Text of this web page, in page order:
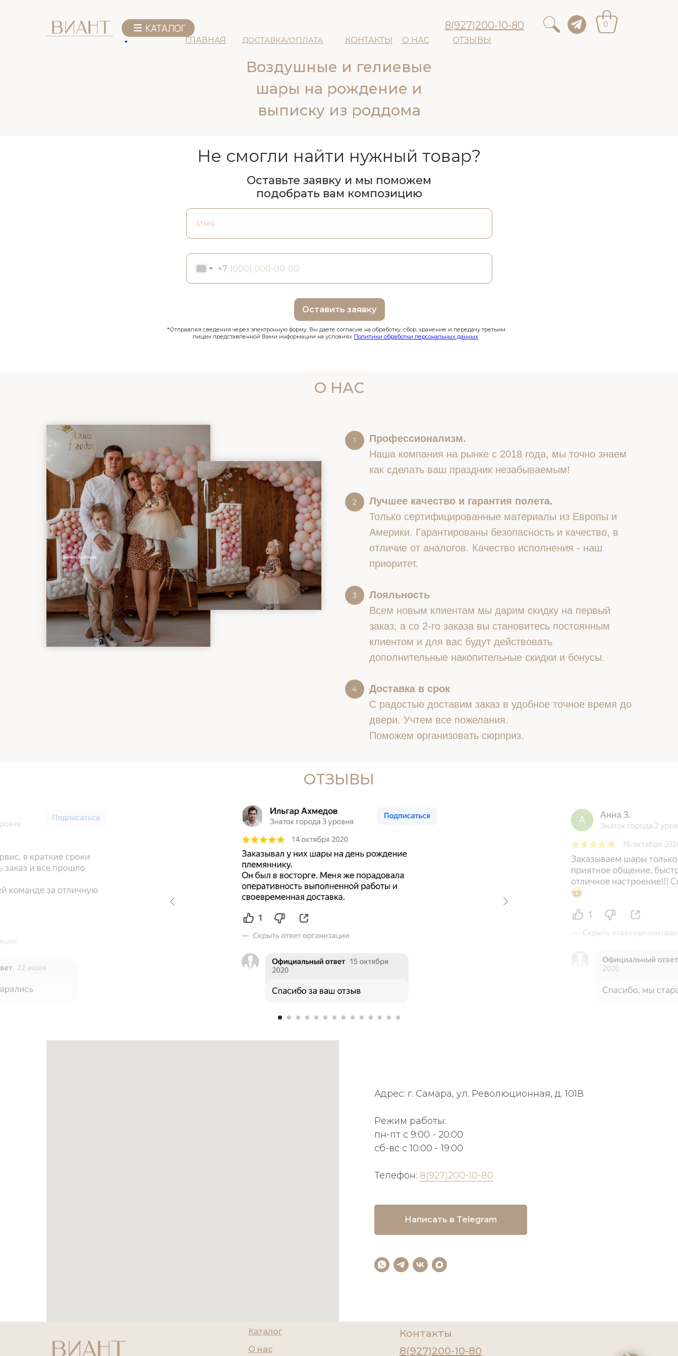
ДОСТАВКА/ОПЛАТА
ГЛАВНАЯ КОНТАКТЫ О НАС ОТЗЫВЫ
8(927)200-10-80 0
Воздушные и гелиевые
шары на рождение и
выписку из роддома
+7
Оставить заявку
Не смогли найти нужный товар?
Оставьте заявку и мы поможем
подобрать вам композицию
*Отправляя сведения через электронную форму, Вы даете согласие на обработку, сбор, хранение и передачу третьим
лицам представленной Вами информации на условиях Политики обработки персональных данных.
О НАС
Профессионализм.
Наша компания на рынке с 2018 года, мы точно знаем
как сделать ваш праздник незабываемым!
Лучшее качество и гарантия полета.
Только сертифицированные материалы из Европы и
Америки. Гарантированы безопасность и качество, в
отличие от аналогов. Качество исполнения - наш
приоритет.
Лояльность
Всем новым клиентам мы дарим скидку на первый
заказ, а со 2-го заказа вы становитесь постоянным
клиентом и для вас будут действовать
дополнительные накопительные скидки и бонусы.
Доставка в срок
С радостью доставим заказ в удобное точное время до
двери. Учтем все пожелания.
Поможем организовать сюрприз.
ОТЗЫВЫ
Адрес: г. Самара, ул. Революционная, д. 101В
Режим работы:
пн-пт с 9:00 - 20:00
сб-вс с 10:00 - 19:00
Телефон: 8(927)200-10-80
Написать в Telegram
Контакты
8(927)200-10-80
Каталог
О нас